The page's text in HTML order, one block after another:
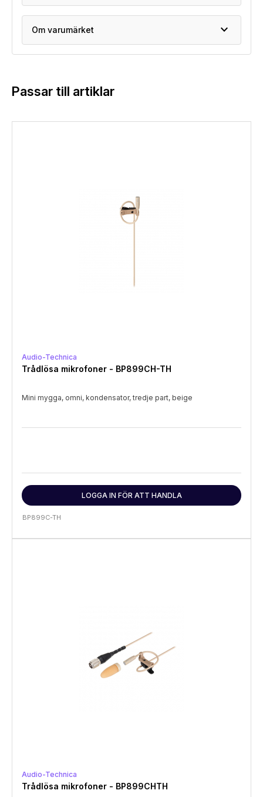
Om varumärket expand_more
Passar till artiklar
Audio-Technica
Trådlösa mikrofoner - BP899CH-TH
Mini mygga, omni, kondensator, tredje part, beige
LOGGA IN FÖR ATT HANDLA
BP899C-TH
Audio-Technica
Trådlösa mikrofoner - BP899CHTH